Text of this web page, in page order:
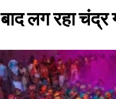
लग रहा